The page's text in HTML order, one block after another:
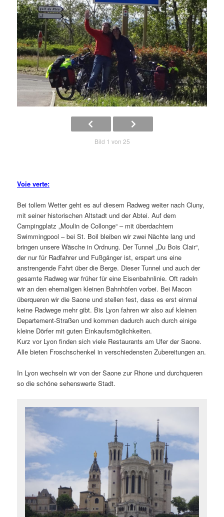
Bild 1 von 25
Voie verte:
Bei tollem Wetter geht es auf diesem Radweg weiter nach Cluny,
mit seiner historischen Altstadt und der Abtei. Auf dem
Campingplatz „Moulin de Collonge“ – mit überdachtem
Swimmingpool – bei St. Boil bleiben wir zwei Nächte lang und
bringen unsere Wäsche in Ordnung. Der Tunnel „Du Bois Clair“,
der nur für Radfahrer und Fußgänger ist, erspart uns eine
anstrengende Fahrt über die Berge. Dieser Tunnel und auch der
gesamte Radweg war früher für eine Eisenbahnlinie. Oft radeln
wir an den ehemaligen kleinen Bahnhöfen vorbei. Bei Macon
überqueren wir die Saone und stellen fest, dass es erst einmal
keine Radwege mehr gibt. Bis Lyon fahren wir also auf kleinen
Departement-Straßen und kommen dadurch auch durch einige
kleine Dörfer mit guten Einkaufsmöglichkeiten.
Kurz vor Lyon finden sich viele Restaurants am Ufer der Saone.
Alle bieten Froschschenkel in verschiedensten Zubereitungen an.
In Lyon wechseln wir von der Saone zur Rhone und durchqueren
so die schöne sehenswerte Stadt.